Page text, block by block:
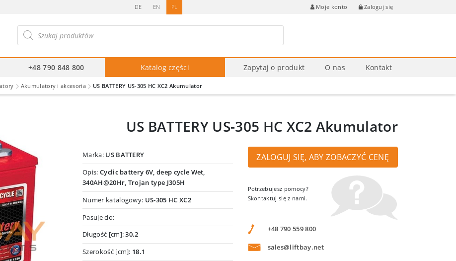
DE EN PL Moje konto Zaloguj się
produktów
+48 790 848 800 Katalog części Zapytaj o produkt O nas Kontakt
Akumulatory i akcesoria US BATTERY US-305 HC XC2 Akumulator
US BATTERY US-305 HC XC2 Akumulator
Marka: US BATTERY
Opis: Cyclic battery 6V, deep cycle Wet,
340AH@20Hr, Trojan type J305H
Numer katalogowy: US-305 HC XC2
Pasuje do:
Długość [cm]:30.2
Szerokość [cm]: 18.1
ZALOGUJ SIĘ, ABY ZOBACZYĆ CENĘ
Potrzebujesz pomocy?
Skontaktuj się z nami.
+48 790 559 800
sales@liftbay.net